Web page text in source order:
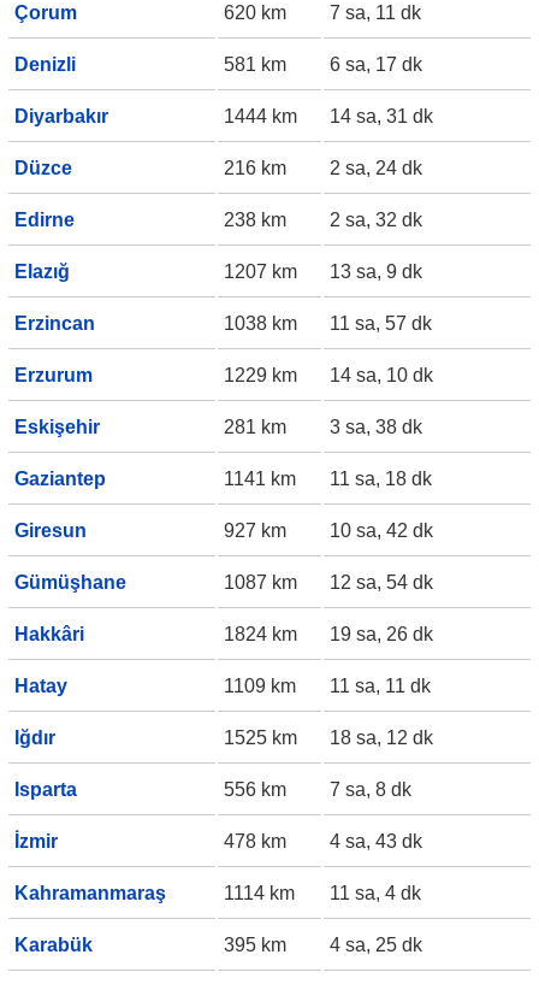
Çorum 620 km 7 sa, 11 dk
Denizli 581 km 6 sa, 17 dk
Diyarbakır 1444 km 14 sa, 31 dk
Düzce 216 km 2 sa, 24 dk
Edirne 238 km 2 sa, 32 dk
Elazığ 1207 km 13 sa, 9 dk
Erzincan 1038 km 11 sa, 57 dk
Erzurum 1229 km 14 sa, 10 dk
Eskişehir 281 km 3 sa, 38 dk
Gaziantep 1141 km 11 sa, 18 dk
Giresun 927 km 10 sa, 42 dk
Gümüşhane 1087 km 12 sa, 54 dk
Hakkâri 1824 km 19 sa, 26 dk
Hatay 1109 km 11 sa, 11 dk
Iğdır 1525 km 18 sa, 12 dk
Isparta 556 km 7 sa, 8 dk
İzmir 478 km 4 sa, 43 dk
Kahramanmaraş 1114 km 11 sa, 4 dk
Karabük 395 km 4 sa, 25 dk